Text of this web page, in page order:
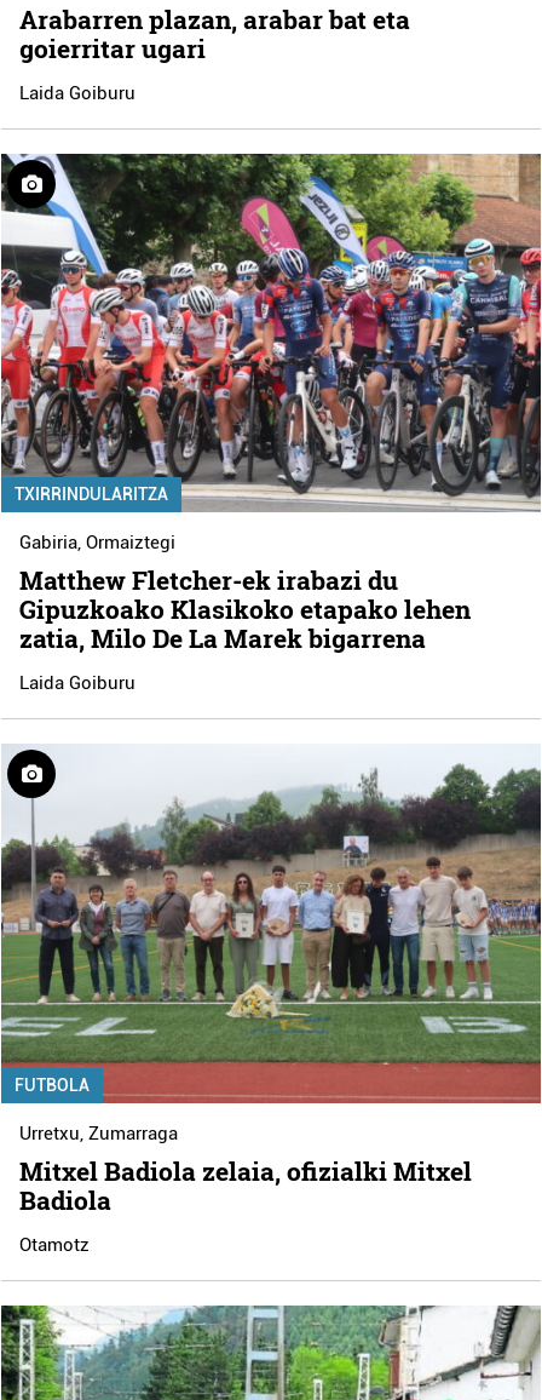
Arabarren plazan, arabar bat eta
goierritar ugari
Laida Goiburu
TXIRRINDULARITZA
Gabiria,Ormaiztegi
Matthew Fletcher-ek irabazi du
Gipuzkoako Klasikoko etapako lehen
zatia, Milo De La Marek bigarrena
Laida Goiburu
FUTBOLA
Urretxu,Zumarraga
Mitxel Badiola zelaia, ofizialki Mitxel
Badiola
Otamotz